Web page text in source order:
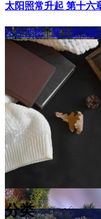
太阳照常升起 第十六
站点地图|鹿飞资源网
分类